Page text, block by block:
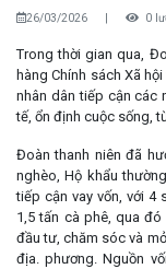
26/03/2026 0
Trong thời gian qua,
hàng Chính sách Xã
nhân dân tiếp cận các
tế, ổn định cuộc sống,
Đoàn thanh niên đã
nghèo, Hộ khẩu
tiếp cận vay vốn, với 4
1,5 tấn cà phê, qua
đầu tư, chăm sóc và
địa. phương. Nguồn